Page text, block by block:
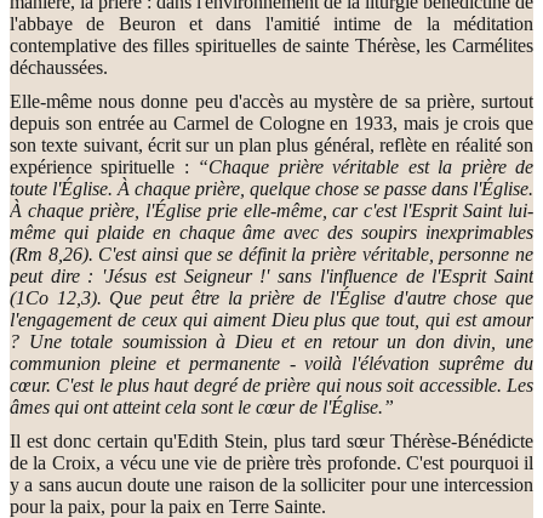
l'abbaye de Beuron et dans l'amitié intime de la méditation
contemplative des filles spirituelles de sainte Thérèse, les Carmélites
déchaussées.
Elle-même nous donne peu d'accès au mystère de sa prière, surtout
depuis son entrée au Carmel de Cologne en 1933, mais je crois que
son texte suivant, écrit sur un plan plus général, reflète en réalité son
expérience spirituelle : “Chaque prière véritable est la prière de
toute l'Église. À chaque prière, quelque chose se passe dans l'Église.
À chaque prière, l'Église prie elle-même, car c'est l'Esprit Saint lui-
même qui plaide en chaque âme avec des soupirs inexprimables
(Rm 8,26). C'est ainsi que se définit la prière véritable, personne ne
peut dire : 'Jésus est Seigneur !' sans l'influence de l'Esprit Saint
(1Co 12,3). Que peut être la prière de l'Église d'autre chose que
l'engagement de ceux qui aiment Dieu plus que tout, qui est amour
? Une totale soumission à Dieu et en retour un don divin, une
communion pleine et permanente - voilà l'élévation suprême du
cœur. C'est le plus haut degré de prière qui nous soit accessible. Les
âmes qui ont atteint cela sont le cœur de l'Église.”
Il est donc certain qu'Edith Stein, plus tard sœur Thérèse-Bénédicte
de la Croix, a vécu une vie de prière très profonde. C'est pourquoi il
y a sans aucun doute une raison de la solliciter pour une intercession
pour la paix, pour la paix en Terre Sainte.